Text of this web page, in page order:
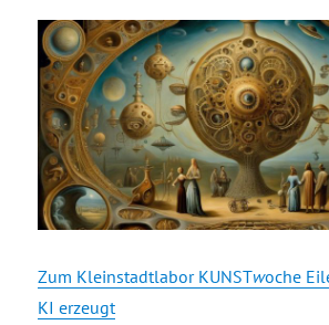
Zum Kleinstadtlabor KUNSTwoche
KI erzeugt